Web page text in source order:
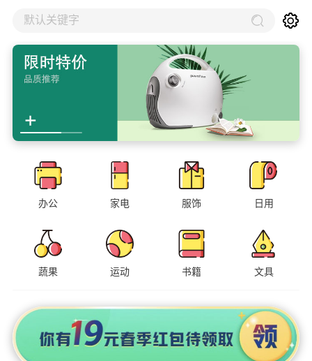
默认关键字
办公 家电 服饰 日用
蔬果 运动 书籍 文具